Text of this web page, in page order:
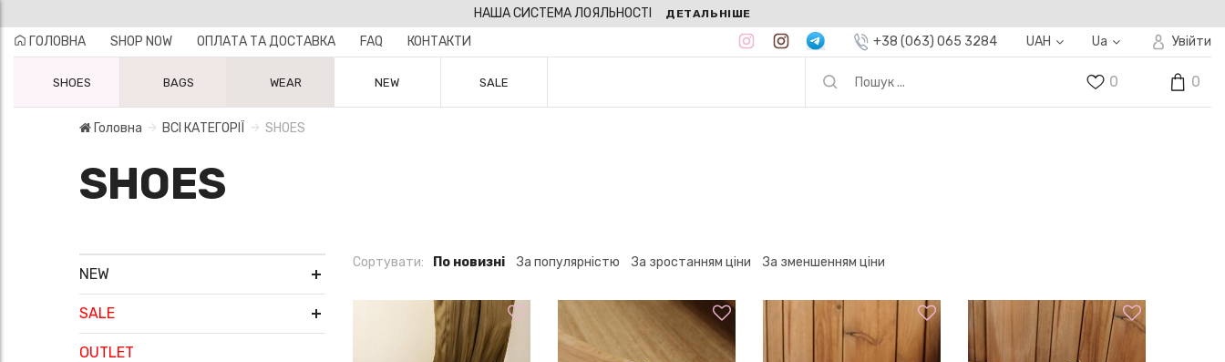
ГОЛОВНА SHOP NOW ОПЛАТА ТА ДОСТАВКА FAQ КОНТАКТИ
НАША СИСТЕМА ЛОЯЛЬНОСТІ ДЕТАЛЬНІШЕ
+38 (063) 065 3284 UAH Ua Увійти
SHOES BAGS WEAR NEW SALE 0 0
Головна ВСІ КАТЕГОРІЇ SHOES
SHOES
NEW
SALE
OUTLET
Сортувати: По новизні За популярністю За зростанням ціни За зменшенням ціни